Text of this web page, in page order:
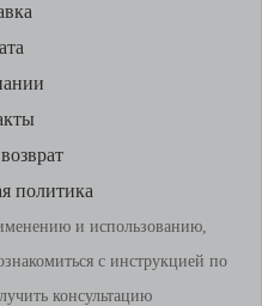
политика
и использованию,
с инструкцией по
консультацию